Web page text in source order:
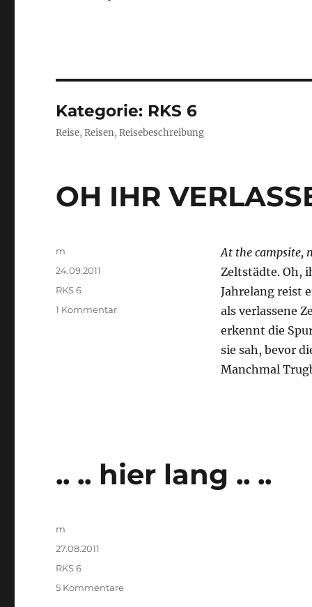
Kategorie: RKS 6
Reise, Reisen, Reisebeschreibung
OH IHR
At the campsite,
Zeltstädte. Oh,
Jahrelang reist
als verlassene
erkennt die
sie sah, bevor
Manchmal
Autor
m
Veröffentlicht
am
24.09.2011
Kategorien
RKS 6
1 Kommentarzu
.. .. hier lang .. ..
Autor
m
Veröffentlicht
am
27.08.2011
Kategorien
RKS 6
5 Kommentarezu